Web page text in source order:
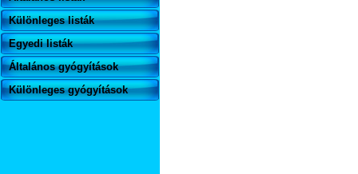
Különleges listák
Egyedi listák
Általános gyógyítások
Különleges gyógyítások